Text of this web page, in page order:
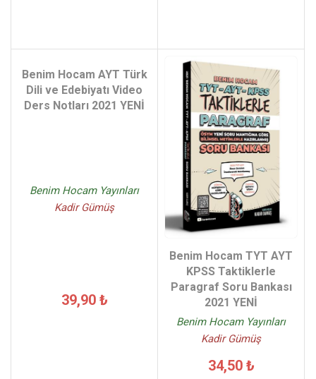
Benim Hocam AYT Türk
Dili ve Edebiyatı Video
Ders Notları 2021 YENİ
Benim Hocam Yayınları
Kadir Gümüş
39,90 ₺
Benim Hocam TYT AYT
KPSS Taktiklerle
Paragraf Soru Bankası
2021 YENİ
Benim Hocam Yayınları
Kadir Gümüş
34,50 ₺